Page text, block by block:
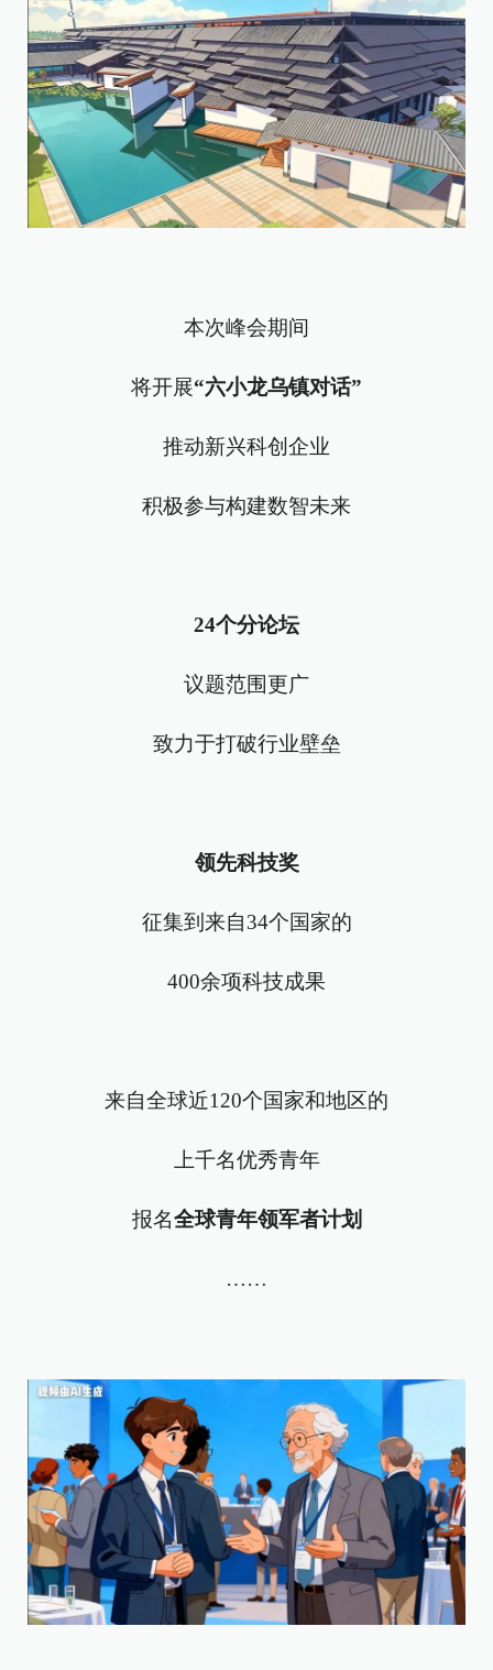
本次峰会期间
将开展“六小龙乌镇对话”
推动新兴科创企业
积极参与构建数智未来
24个分论坛
议题范围更广
致力于打破行业壁垒
领先科技奖
征集到来自34个国家的
400余项科技成果
来自全球近120个国家和地区的
上千名优秀青年
报名全球青年领军者计划
……